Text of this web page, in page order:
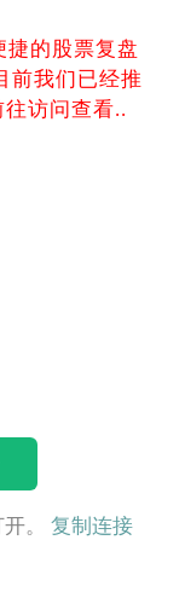
的股票复盘
前我们已经推
访问查看..
。 复制连接